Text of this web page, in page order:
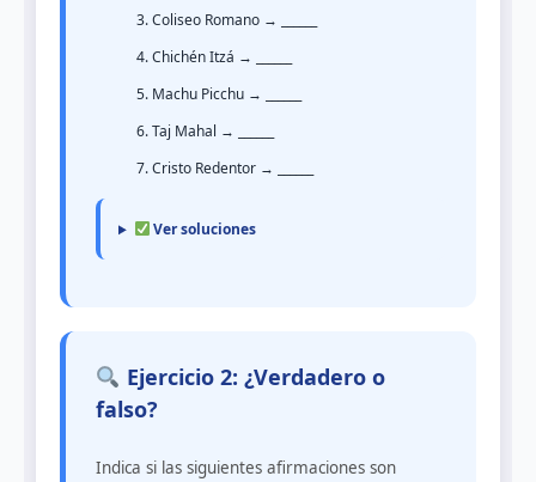
Coliseo Romano → ______
Chichén Itzá → ______
Machu Picchu → ______
Taj Mahal → ______
Cristo Redentor → ______
Ver soluciones
Ejercicio 2: ¿Verdadero o
falso?
Indica si las siguientes afirmaciones son